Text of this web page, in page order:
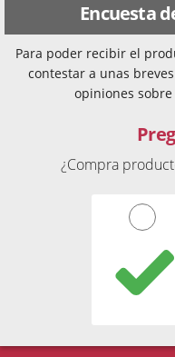
Encuesta
Para poder recibir el
contestar a unas
opiniones
¿Compra